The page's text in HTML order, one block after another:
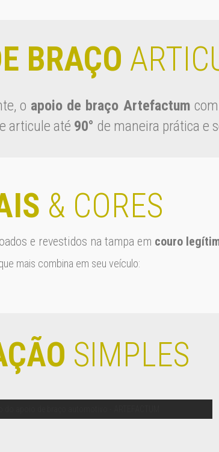
BRAÇO
o apoio de braço Artefactum
articule até 90° de maneira prática e
& CORES
e revestidos na tampa em couro
mais combina em seu veículo:
SIMPLES